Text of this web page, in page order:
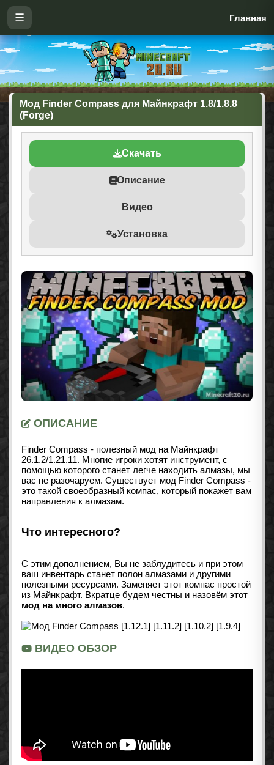
☰ Главная
Мод Finder Compass для Майнкрафт 1.8/1.8.8
(Forge)
Скачать
Описание
Видео
Установка
ОПИСАНИЕ
Finder Compass - полезный мод на Майнкрафт
26.1.2/1.21.11. Многие игроки хотят инструмент, с
помощью которого станет легче находить алмазы, мы
вас не разочаруем. Существует мод Finder Compass -
это такой своеобразный компас, который покажет вам
направления к алмазам.
Что интересного?
С этим дополнением, Вы не заблудитесь и при этом
ваш инвентарь станет полон алмазами и другими
полезными ресурсами. Заменяет этот компас простой
из Майнкрафт. Вкратце будем честны и назовём этот
мод на много алмазов.
ВИДЕО ОБЗОР